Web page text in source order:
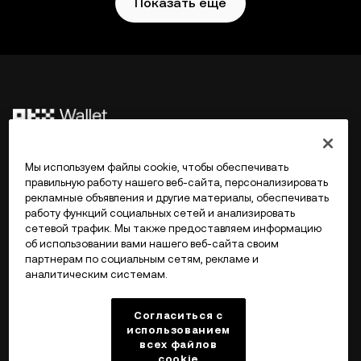
Русский/USD
Мы используем файлы cookie, чтобы обеспечивать
правильную работу нашего веб-сайта, персонализировать
рекламные объявления и другие материалы, обеспечивать
работу функций социальных сетей и анализировать
сетевой трафик. Мы также предоставляем информацию
об использовании вами нашего веб-сайта своим
партнерам по социальным сетям, рекламе и
аналитическим системам.
Согласиться с
использованием
всех файлов